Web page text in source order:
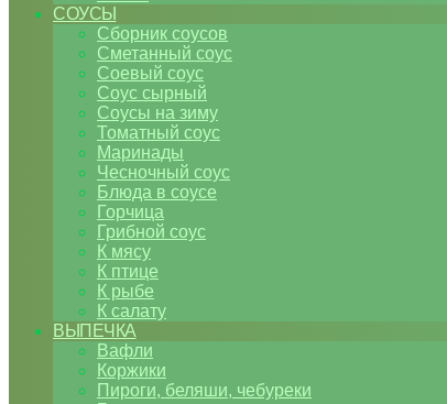
СОУСЫ
Сборник соусов
Сметанный соус
Соевый соус
Соус сырный
Соусы на зиму
Томатный соус
Маринады
Чесночный соус
Блюда в соусе
Горчица
Грибной соус
К мясу
К птице
К рыбе
К салату
ВЫПЕЧКА
Вафли
Коржики
Пироги, беляши, чебуреки